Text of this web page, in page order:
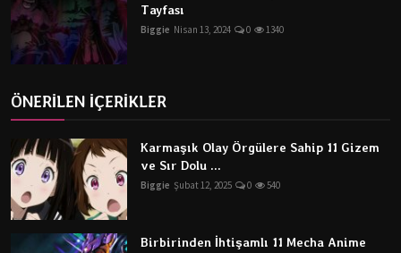
Tayfası
Biggie Nisan 13, 2024 0 1340
ÖNERİLEN İÇERİKLER
Karmaşık Olay Örgülere Sahip 11 Gizem
ve Sır Dolu ...
Biggie Şubat 12, 2025 0 540
Birbirinden İhtişamlı 11 Mecha Anime